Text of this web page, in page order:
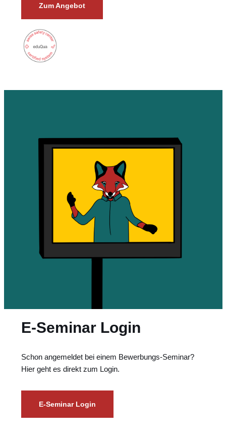
Zum Angebot
E-Seminar Login
Schon angemeldet bei einem Bewerbungs-Seminar?
Hier geht es direkt zum Login.
E-Seminar Login